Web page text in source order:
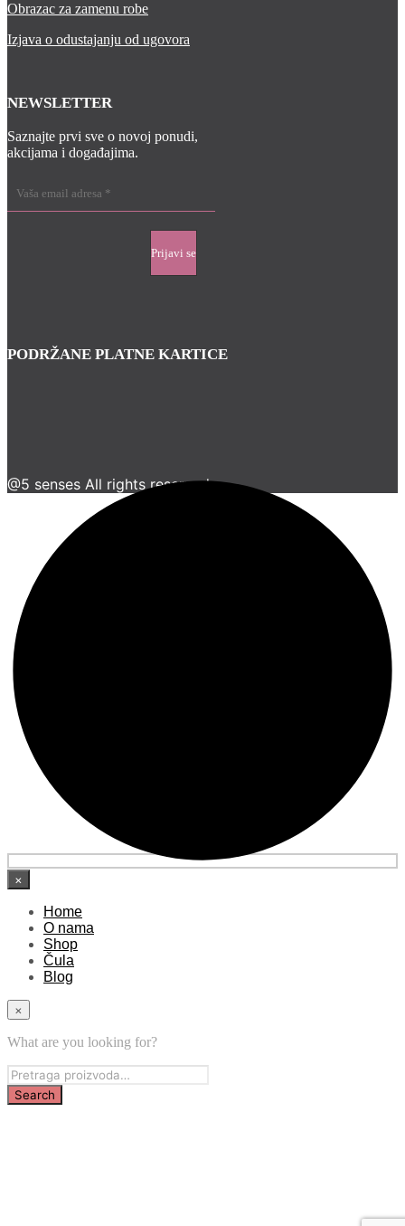
Obrazac za zamenu robe
Izjava o odustajanju od ugovora
NEWSLETTER
Saznajte prvi sve o novoj ponudi,
akcijama i događajima.
PODRŽANE PLATNE KARTICE
@5 senses All rights reserved
×
Home
O nama
Shop
Čula
Blog
×
What are you looking for?